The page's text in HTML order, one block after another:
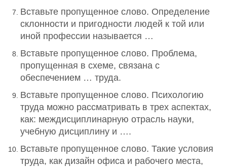
Вставьте пропущенное слово. Определение
склонности и пригодности людей к той или
иной профессии называется …
Вставьте пропущенное слово. Проблема,
пропущенная в схеме, связана с
обеспечением … труда.
Вставьте пропущенное слово. Психологию
труда можно рассматривать в трех аспектах,
как: междисциплинарную отрасль науки,
учебную дисциплину и ….
Вставьте пропущенное слово. Такие условия
труда, как дизайн офиса и рабочего места,